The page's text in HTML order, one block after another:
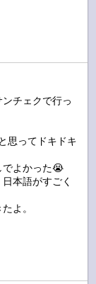
チェクで行っ
思ってドキドキ
でよかった😭
本語がすごく
よ。